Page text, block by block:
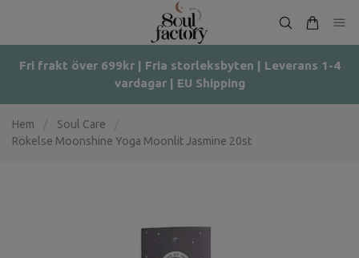
Fri frakt över 699kr | Fria storleksbyten | Leverans 1-4
vardagar | EU Shipping
Hem Soul Care
Rökelse Moonshine Yoga Moonlit Jasmine 20st